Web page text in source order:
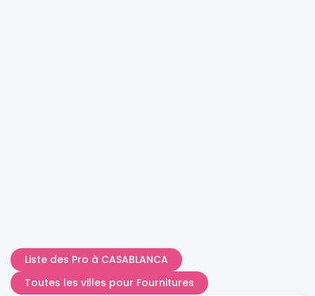
Liste des Pro à CASABLANCA
Toutes les villes pour Fournitures